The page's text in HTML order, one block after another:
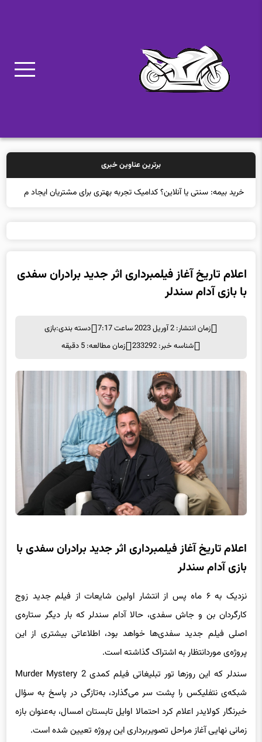
برترین عناوین خبری
خرید بیمه: سنتی یا آنلاین؟ کدامیک تجربه بهتری برای مشتریان ایجاد
اعلام تاریخ آغاز فیلمبرداری اثر جدید برادران سفدی
زمان انتشار: 2 آوریل 2023 ساعت 7:17 دسته بندی:
اعلام تاریخ آغاز فیلمبرداری اثر جدید برادران سفدی با
نزدیک به ۶ ماه پس از انتشار اولین شایعات از فیلم جدید زوج
کارگردان بن و جاش سفدی، حالا آدام سندلر که بار دیگر ستاره‌ی
اصلی فیلم جدید سفدی‌ها خواهد بود، اطلاعاتی بیشتری از این
پروژه‌ی موردانتظار به اشتراک گذاشته است.
سندلر که این روزها تور تبلیغاتی فیلم کمدی Murder Mystery 2
شبکه‌ی نتفلیکس را پشت سر می‌گذارد، به‌تازگی در پاسخ به سؤال
خبرنگار کولایدر اعلام کرد احتمالا اوایل تابستان امسال، به‌عنوان بازه